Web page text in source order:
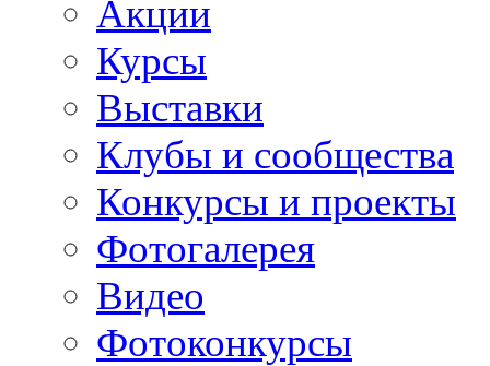
Акции
Курсы
Выставки
Клубы и сообщества
Конкурсы и проекты
Фотогалерея
Видео
Фотоконкурсы